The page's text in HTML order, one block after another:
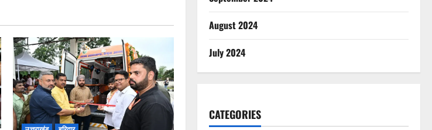
August 2024
July 2024
CATEGORIES